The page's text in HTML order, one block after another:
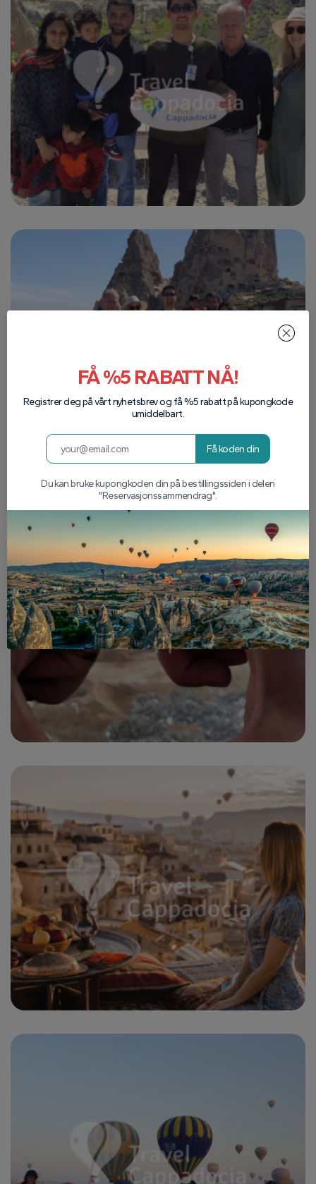
FÅ %5 RABATT NÅ!
Registrer deg på vårt nyhetsbrev og få %5 rabatt på kupongkode
umiddelbart.
Få koden din
Du kan bruke kupongkoden din på bestillingssiden i delen
"Reservasjonssammendrag".